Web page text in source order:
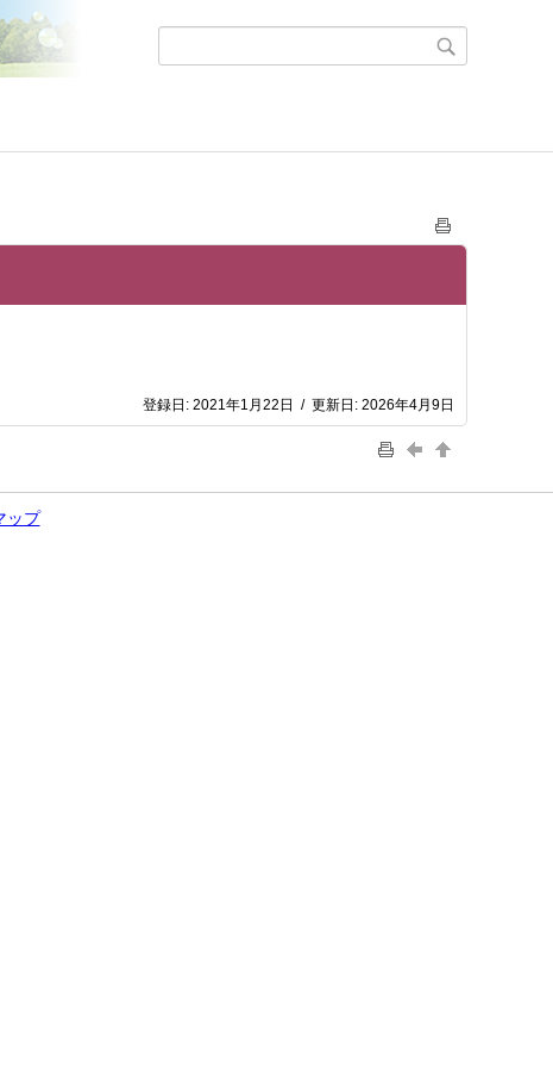
登録日: 2021年1月22日 / 更新日: 2026年4月9日
ップ